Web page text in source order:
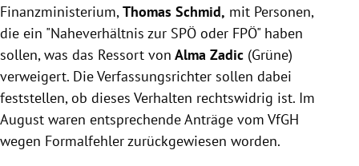
Finanzministerium, Thomas Schmid, mit Personen,
die ein "Naheverhältnis zur SPÖ oder FPÖ" haben
sollen, was das Ressort von Alma Zadic (Grüne)
verweigert. Die Verfassungsrichter sollen dabei
feststellen, ob dieses Verhalten rechtswidrig ist. Im
August waren entsprechende Anträge vom VfGH
wegen Formalfehler zurückgewiesen worden.